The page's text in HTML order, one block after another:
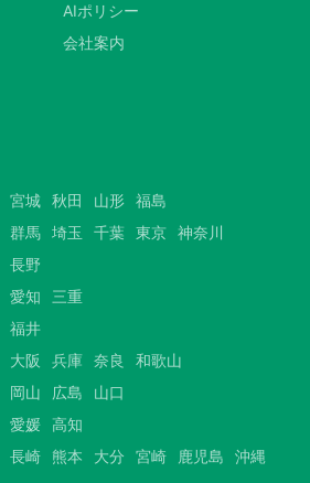
AIポリシー
会社案内
宮城 秋田 山形 福島
群馬 埼玉 千葉 東京 神奈川
長野
愛知
三重
福井
大阪 兵庫 奈良
和歌山
岡山 広島
山口
愛媛 高知
長崎 熊本 大分 宮崎 鹿児島 沖縄